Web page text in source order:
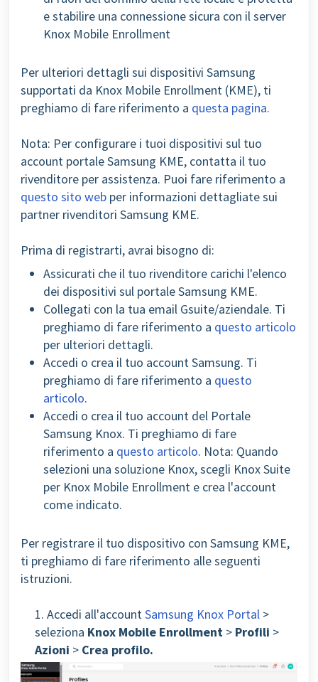
e stabilire una connessione sicura con il server
Knox Mobile Enrollment
Per ulteriori dettagli sui dispositivi Samsung
supportati da Knox Mobile Enrollment (KME), ti
preghiamo di fare riferimento a questa pagina.
Nota: Per configurare i tuoi dispositivi sul tuo
account portale Samsung KME, contatta il tuo
rivenditore per assistenza. Puoi fare riferimento a
questo sito web per informazioni dettagliate sui
partner rivenditori Samsung KME.
Prima di registrarti, avrai bisogno di:
Assicurati che il tuo rivenditore carichi l'elenco
dei dispositivi sul portale Samsung KME.
Collegati con la tua email Gsuite/aziendale. Ti
preghiamo di fare riferimento a questo articolo
per ulteriori dettagli.
Accedi o crea il tuo account Samsung. Ti
preghiamo di fare riferimento a questo
articolo.
Accedi o crea il tuo account del Portale
Samsung Knox. Ti preghiamo di fare
riferimento a questo articolo. Nota: Quando
selezioni una soluzione Knox, scegli Knox Suite
per Knox Mobile Enrollment e crea l'account
come indicato.
Per registrare il tuo dispositivo con Samsung KME,
ti preghiamo di fare riferimento alle seguenti
istruzioni.
1. Accedi all'accountSamsung Knox Portal >
seleziona Knox Mobile Enrollment > Profili >
Azioni > Crea profilo.